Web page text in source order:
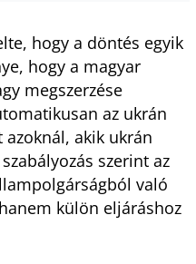
hogy a döntés egyik
hogy a magyar
megszerzése
az ukrán
akik ukrán
szerint az
való
külön eljáráshoz